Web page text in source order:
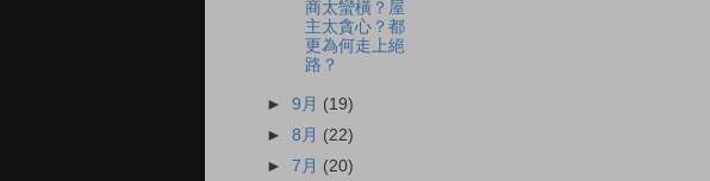
商太蠻橫？屋
主太貪心？都
更為何走上絕
路？
►9月 (19)
►8月 (22)
►7月 (20)